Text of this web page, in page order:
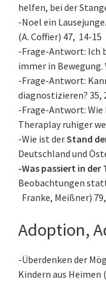
helfen, bei der
-Noel ein
(A. Coffier) 47, 14-15
-Frage-Antwort: Ich
immer in Bewegung.
-Frage-Antwort:
diagnostizieren? 35,
-Frage-Antwort: Wie
Theraplay ruhiger
-Wie ist derStand
Deutschland und
-Was passiert in der
Beobachtungen
Franke, Meißner)
Adoption,
-Überdenken der
Kindern aus Heimen